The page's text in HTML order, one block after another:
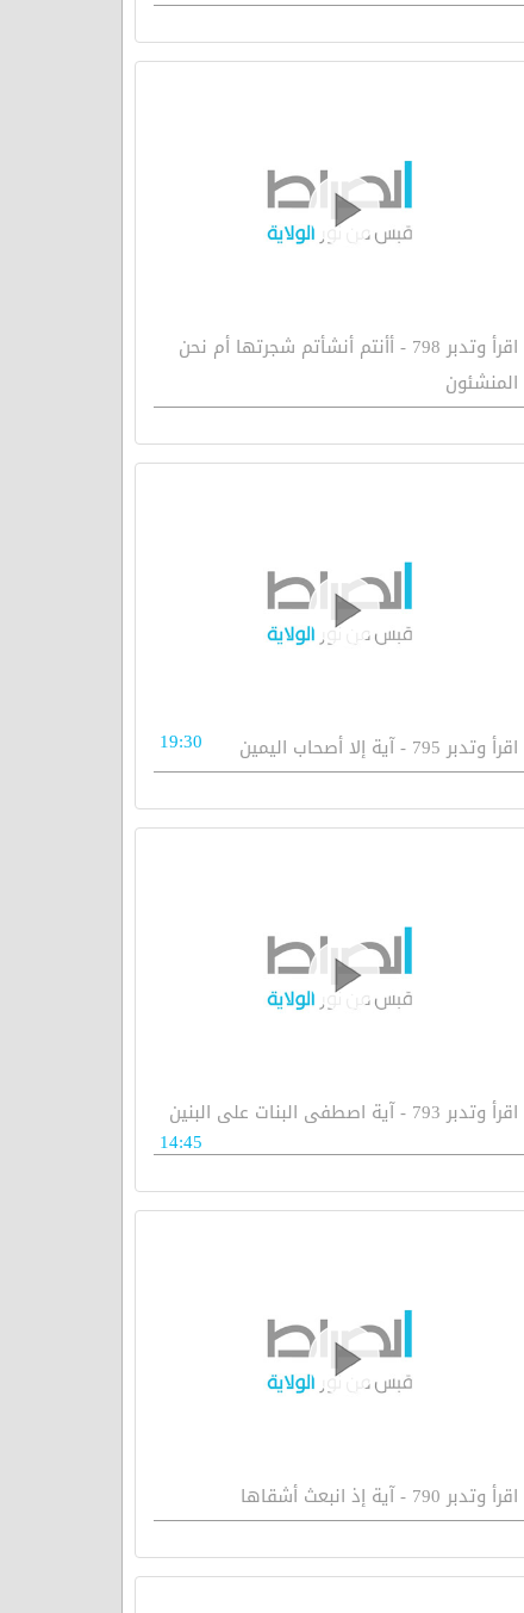
اقرأ وتدبر 798 - أأنتم أنشأتم شجرتها أم نحن
المنشئون
اقرأ وتدبر 795 - آية إلا أصحاب اليمين 19:30
اقرأ وتدبر 793 - آية اصطفى البنات على البنين
14:45
اقرأ وتدبر 790 - آية إذ انبعث أشقاها